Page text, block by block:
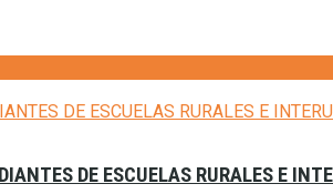
DE ESCUELAS RURALES E